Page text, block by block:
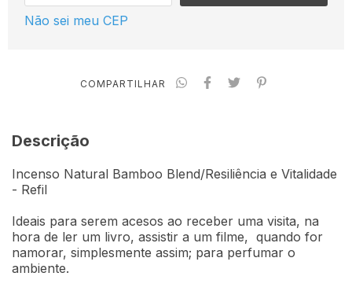
Não sei meu CEP
COMPARTILHAR
Descrição
Incenso Natural Bamboo Blend/Resiliência e Vitalidade
- Refil
Ideais para serem acesos ao receber uma visita, na
hora de ler um livro, assistir a um filme, quando for
namorar, simplesmente assim; para perfumar o
ambiente.